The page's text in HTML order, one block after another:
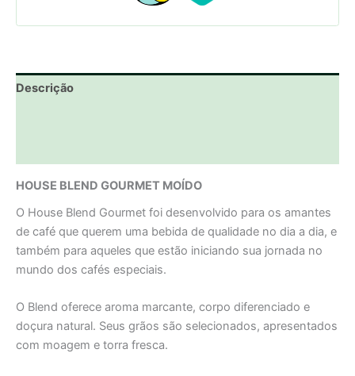
Descrição
HOUSE BLEND GOURMET MOÍDO
O House Blend Gourmet foi desenvolvido para os amantes
de café que querem uma bebida de qualidade no dia a dia, e
também para aqueles que estão iniciando sua jornada no
mundo dos cafés especiais.
O Blend oferece aroma marcante, corpo diferenciado e
doçura natural. Seus grãos são selecionados, apresentados
com moagem e torra fresca.